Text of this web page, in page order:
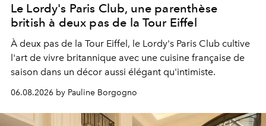
Le Lordy's Paris Club, une parenthèse
british à deux pas de la Tour Eiffel
À deux pas de la Tour Eiffel, le Lordy's Paris Club cultive
l'art de vivre britannique avec une cuisine française de
saison dans un décor aussi élégant qu'intimiste.
06.08.2026 by Pauline Borgogno